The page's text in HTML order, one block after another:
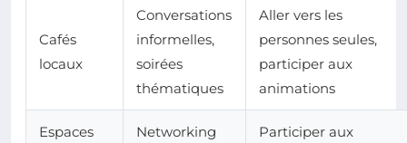
Cafés
locaux
Conversations
informelles,
soirées
thématiques
Aller vers les
personnes seules,
participer aux
animations
Espaces
Networking
Participer aux